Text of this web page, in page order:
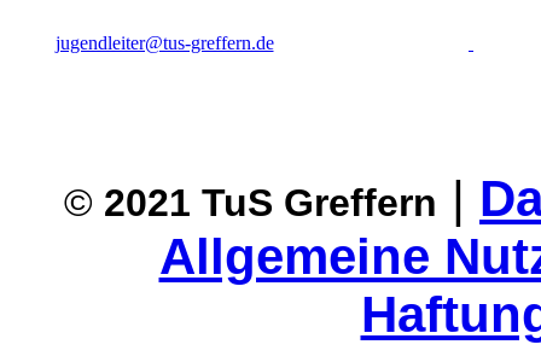
jugendleiter@tus-greffern.de
© 2021 TuS Greffern |
Allgemeine